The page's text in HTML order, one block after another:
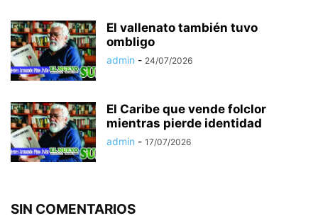
El vallenato también tuvo
ombligo
admin - 24/07/2026
El Caribe que vende folclor
mientras pierde identidad
admin - 17/07/2026
SIN COMENTARIOS